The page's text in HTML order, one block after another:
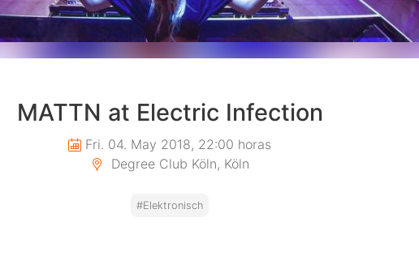
MATTN at Electric Infection
Fri. 04. May 2018, 22:00 horas
Degree Club Köln, Köln
#Elektronisch